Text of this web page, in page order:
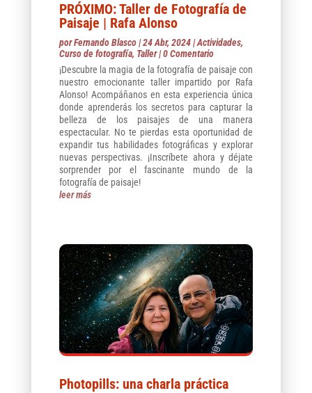
PRÓXIMO: Taller de Fotografía de
Paisaje | Rafa Alonso
porFernando Blasco|24 Abr, 2024|Actividades,
Curso de fotografía, Taller| 0 Comentario
¡Descubre la magia de la fotografía de paisaje con
nuestro emocionante taller impartido por Rafa
Alonso! Acompáñanos en esta experiencia única
donde aprenderás los secretos para capturar la
belleza de los paisajes de una manera
espectacular. No te pierdas esta oportunidad de
expandir tus habilidades fotográficas y explorar
nuevas perspectivas. ¡Inscríbete ahora y déjate
sorprender por el fascinante mundo de la
fotografía de paisaje!
leer más
Photopills: una charla práctica